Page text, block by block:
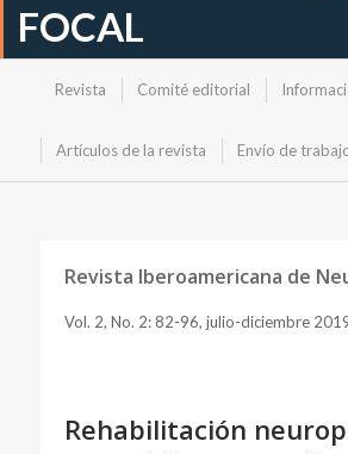
FOCAL
Revista Comité editorial
Artículos de la revista Envío de
Revista Iberoamericana de
Vol. 2, No. 2: 82-96, julio-diciembre
Rehabilitación